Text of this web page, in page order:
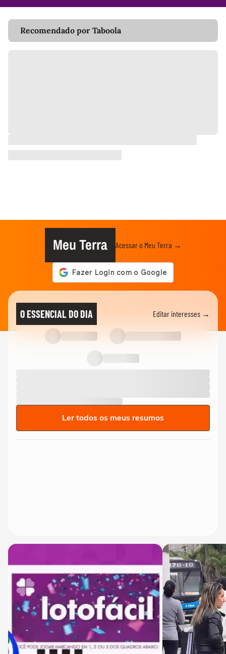
Recomendado por Taboola
Meu Terra Acessar o Meu Terra →
O ESSENCIAL DO DIA Editar interesses →
Ler todos os meus resumos